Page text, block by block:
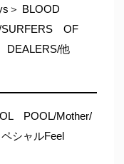
＞ BLOOD
SURFERS OF
DEALERS/他
POOL/Mother/
ペシャルFeel